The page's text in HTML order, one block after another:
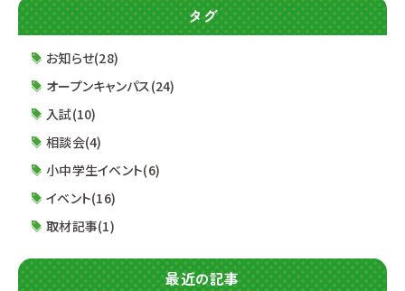
イン個別相談会も対応しています。 《２０２３年度生
対象の方》 動物看護師科は定員に達したため募集
を終了しました。 その他の学科を希望している方
も、お早目に入試相談係までご相談ください。 《２０
タグ
お知らせ(28)
オープンキャンパス(24)
入試(10)
相談会(4)
小中学生イベント(6)
イベント(16)
取材記事(1)
最近の記事